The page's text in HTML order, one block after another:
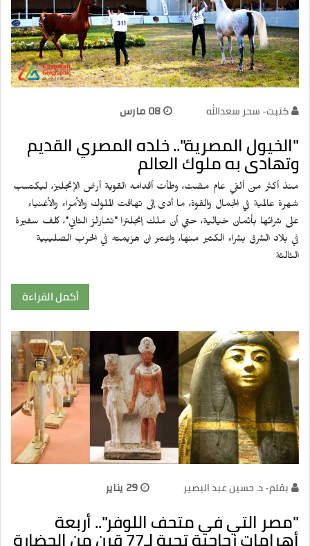
كتبت- سحر سعدالله
"الخيول المصرية".. خلده المصري القديم
وتهادى به ملوك العالم
منذ أكثر من ألفي عام مضت، وطأت أقدامه القوية أرض الإنجليز، ليكتسب
شهرة عالمية في الجمال والقوة، ما أدى إلى تهافت الملوك والأمراء والأغنياء
على شرائها بأثمان خيالية، حتي أن ملك إنجلترا "تشارلز الثاني"، كلف سفيرة
في بلاد الشرق بشراء الكثير منها، واعتبر ان هزيمته في الحرب الصليبية
الثالثة
أكمل القراءة
بقلم- د. حسين عبد البصير
"مصر التي في متحف اللوفر".. أربعة